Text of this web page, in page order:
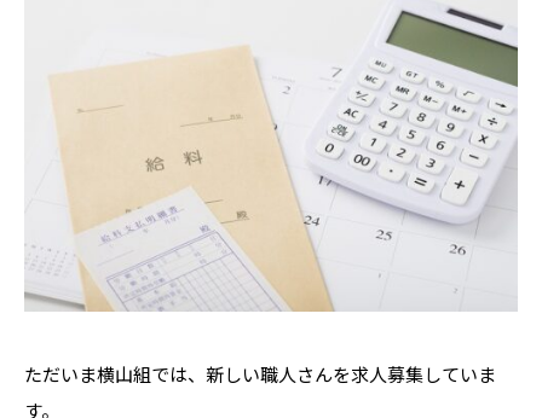
ただいま横山組では、新しい職人さんを求人募集していま
す。